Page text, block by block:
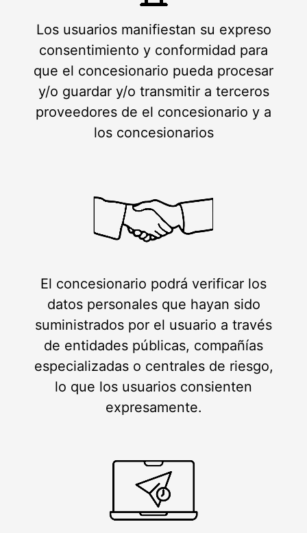
Los usuarios manifiestan su expreso
consentimiento y conformidad para
que el concesionario pueda procesar
y/o guardar y/o transmitir a terceros
proveedores de el concesionario y a
los concesionarios
El concesionario podrá verificar los
datos personales que hayan sido
suministrados por el usuario a través
de entidades públicas, compañías
especializadas o centrales de riesgo,
lo que los usuarios consienten
expresamente.